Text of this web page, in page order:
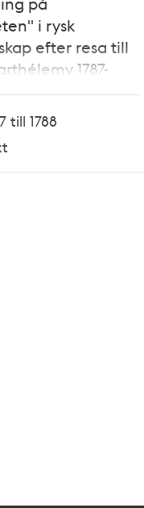
i rysk
efter resa till
1787-
till 1788